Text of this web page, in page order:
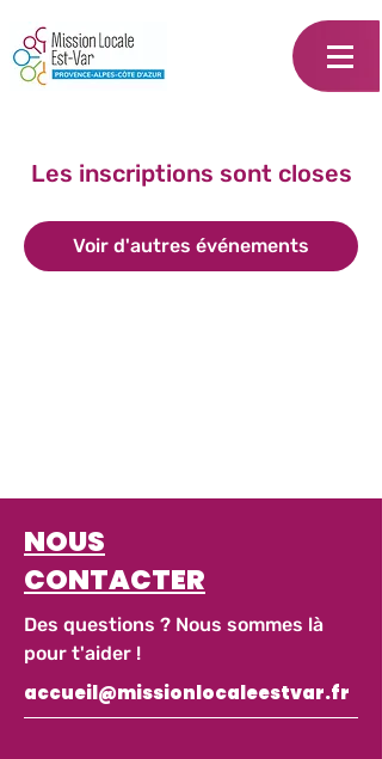
Les inscriptions sont closes
Voir d'autres événements
NOUS
CONTACTER
Des questions ? Nous sommes là
pour t'aider !
accueil@missionlocaleestvar.fr